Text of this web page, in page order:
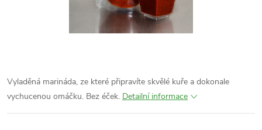
Vyladěná marináda, ze které připravíte skvělé kuře a dokonale
vychucenou omáčku. Bez éček. Detailní informace